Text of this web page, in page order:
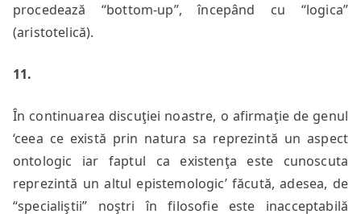
procedează “bottom-up”, începând cu “logica”
(aristotelică).
11.
În continuarea discuţiei noastre, o afirmaţie de genul
‘ceea ce există prin natura sa reprezintă un aspect
ontologic iar faptul ca existenţa este cunoscuta
reprezintă un altul epistemologic’ făcută, adesea, de
“specialiştii” noştri în filosofie este inacceptabilă